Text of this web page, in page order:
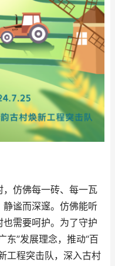
仿佛每一砖、每一瓦
谧而深邃。仿佛能听
需要呵护。为了守护
东”发展理念，推动“百
工程突击队，深入古村